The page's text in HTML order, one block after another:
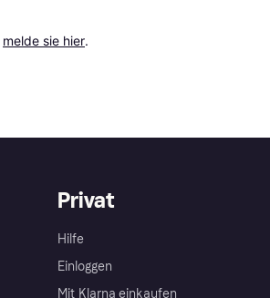
melde sie hier.
Privat
Hilfe
Einloggen
Mit Klarna einkaufen